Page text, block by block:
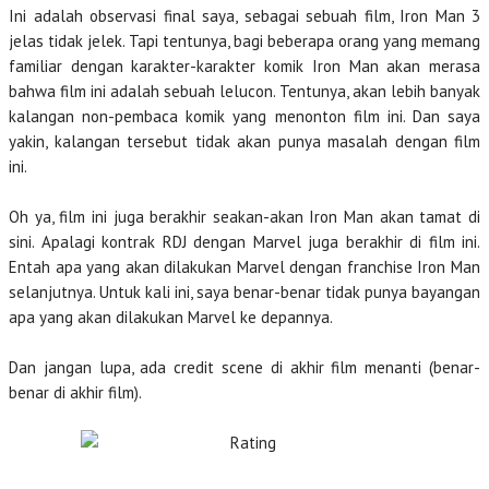
Ini adalah observasi final saya, sebagai sebuah film, Iron Man 3
jelas tidak jelek. Tapi tentunya, bagi beberapa orang yang memang
familiar dengan karakter-karakter komik Iron Man akan merasa
bahwa film ini adalah sebuah lelucon. Tentunya, akan lebih banyak
kalangan non-pembaca komik yang menonton film ini. Dan saya
yakin, kalangan tersebut tidak akan punya masalah dengan film
ini.
Oh ya, film ini juga berakhir seakan-akan Iron Man akan tamat di
sini. Apalagi kontrak RDJ dengan Marvel juga berakhir di film ini.
Entah apa yang akan dilakukan Marvel dengan franchise Iron Man
selanjutnya. Untuk kali ini, saya benar-benar tidak punya bayangan
apa yang akan dilakukan Marvel ke depannya.
Dan jangan lupa, ada credit scene di akhir film menanti (benar-
benar di akhir film).